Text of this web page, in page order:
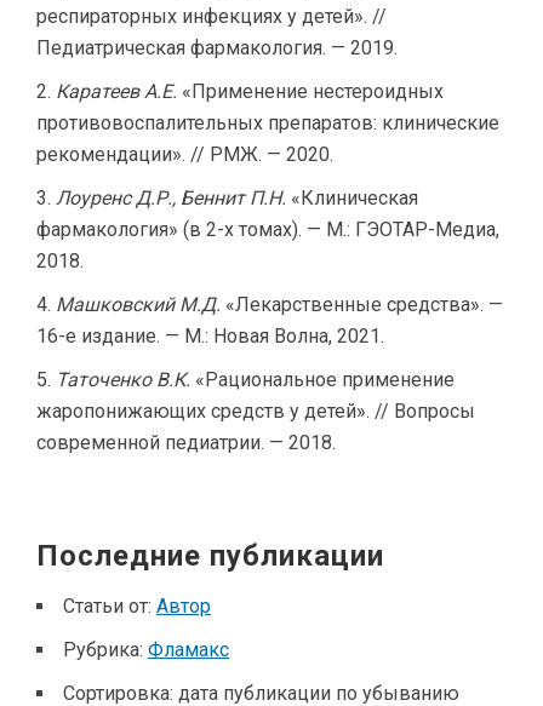
респираторных инфекциях у детей». //
Педиатрическая фармакология. — 2019.
Каратеев А.Е. «Применение нестероидных
противовоспалительных препаратов: клинические
рекомендации». // РМЖ. — 2020.
Лоуренс Д.Р., Беннит П.Н. «Клиническая
фармакология» (в 2-х томах). — М.: ГЭОТАР-Медиа,
2018.
Машковский М.Д. «Лекарственные средства». —
16-е издание. — М.: Новая Волна, 2021.
Таточенко В.К. «Рациональное применение
жаропонижающих средств у детей». // Вопросы
современной педиатрии. — 2018.
Последние публикации
Статьи от: Автор
Рубрика: Фламакс
Сортировка: дата публикации по убыванию